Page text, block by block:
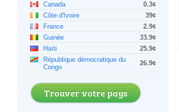
Canada
0.3¢
Côte d'Ivoire
39¢
France
2.9¢
Guinée
33.9¢
Haïti
25.9¢
République démocratique du
Congo
26.9¢
Trouver votre pays